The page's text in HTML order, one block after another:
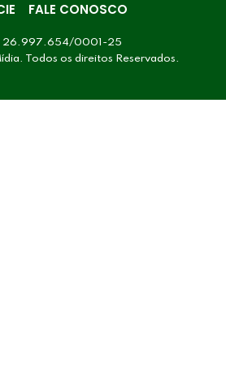
FALE CONOSCO
26.997.654/0001-25
Todos os direitos Reservados.